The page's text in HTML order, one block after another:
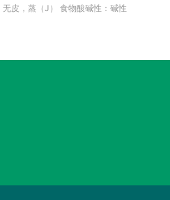
无皮，蒸（J）食物酸碱性：碱性